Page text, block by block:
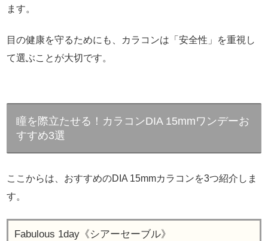
ます。
目の健康を守るためにも、カラコンは「安全性」を重視し
て選ぶことが大切です。
瞳を際立たせる！カラコンDIA 15mmワンデーお
すすめ3選
ここからは、おすすめのDIA 15mmカラコンを3つ紹介しま
す。
Fabulous 1day《シアーセーブル》